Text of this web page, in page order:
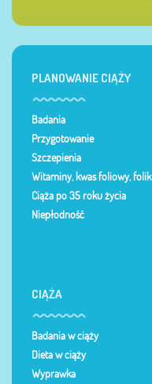
PLANOWANIE CIĄŻY
Badania
Przygotowanie
Szczepienia
Witaminy, kwas foliowy, folik
Ciąża po 35 roku życia
Niepłodność
CIĄŻA
Badania w ciąży
Dieta w ciąży
Wyprawka